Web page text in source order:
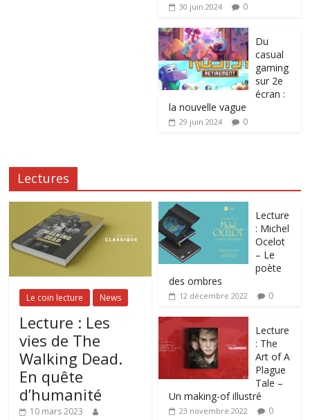
30 juin 2024 0
Du
casual
gaming
sur 2e
écran :
la nouvelle vague
29 juin 2024 0
Lectures
Le coin lecture News
Lecture : Les
vies de The
Walking Dead.
En quête
d’humanité
10 mars 2023
Lecture
: Michel
Ocelot
– Le
poète
des ombres
12 décembre 2022 0
Lecture
: The
Art of A
Plague
Tale –
Un making-of illustré
23 novembre 2022 0